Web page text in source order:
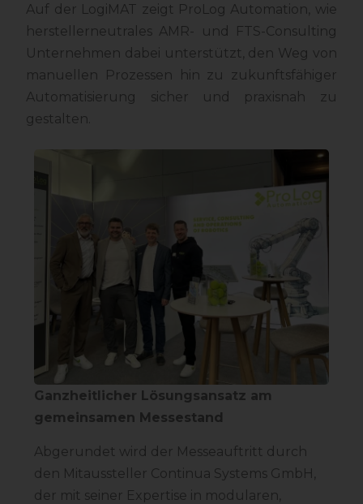
Auf der LogiMAT zeigt ProLog Automation, wie
herstellerneutrales AMR- und FTS-Consulting
Unternehmen dabei unterstützt, den Weg von
manuellen Prozessen hin zu zukunftsfähiger
Automatisierung sicher und praxisnah zu
gestalten.
Ganzheitlicher Lösungsansatz am
gemeinsamen Messestand
Abgerundet wird der Messeauftritt durch
den Mitaussteller Continua Systems GmbH,
der mit seiner Expertise in modularen,